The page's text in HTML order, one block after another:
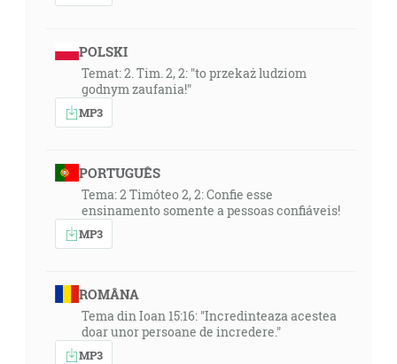
POLSKI
Temat: 2. Tim. 2, 2: "to przekaż ludziom
godnym zaufania!"
MP3
PORTUGUÊS
Tema: 2 Timóteo 2, 2: Confie esse
ensinamento somente a pessoas confiáveis!
MP3
ROMÂNA
Tema din Ioan 15:16: "Incredinteaza acestea
doar unor persoane de incredere."
MP3